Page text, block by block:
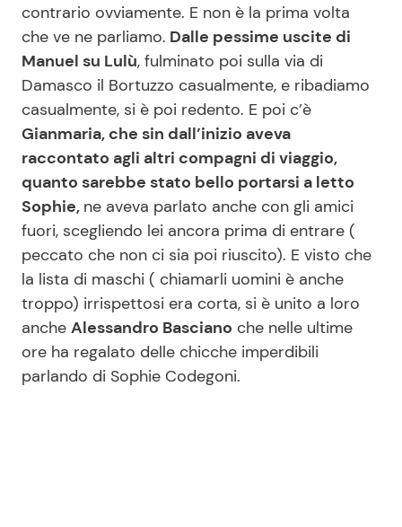
News benessere
Salute
Viaggi e Turismo
Festività
Primi Piatti
Ricette Facili e Veloci
Ricette Feste
Ricette per Bambini
Seguici
Info
contrario ovviamente. E non è la prima volta
che ve ne parliamo. Dalle pessime uscite di
Manuel su Lulù, fulminato poi sulla via di
Damasco il Bortuzzo casualmente, e ribadiamo
casualmente, si è poi redento. E poi c’è
Gianmaria, che sin dall’inizio aveva
raccontato agli altri compagni di viaggio,
quanto sarebbe stato bello portarsi a letto
Sophie, ne aveva parlato anche con gli amici
fuori, scegliendo lei ancora prima di entrare (
peccato che non ci sia poi riuscito). E visto che
la lista di maschi ( chiamarli uomini è anche
troppo) irrispettosi era corta, si è unito a loro
anche Alessandro Basciano che nelle ultime
ore ha regalato delle chicche imperdibili
parlando di Sophie Codegoni.